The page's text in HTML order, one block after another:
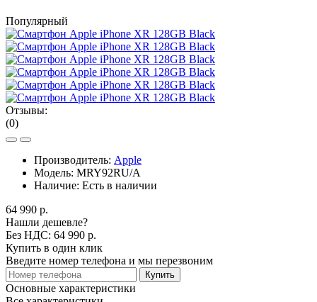
Популярный
Отзывы:
(0)
Производитель: Apple
Модель: MRY92RU/A
Наличие: Есть в наличии
64 990 р.
Нашли дешевле?
Без НДС: 64 990 р.
Купить в один клик
Введите номер телефона и мы перезвоним
Купить
Основные характеристики